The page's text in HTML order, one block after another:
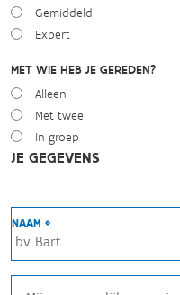
Gemiddeld
Expert
MET WIE HEB JE GEREDEN?
Alleen
Met twee
In groep
JE GEGEVENS
NAAM *